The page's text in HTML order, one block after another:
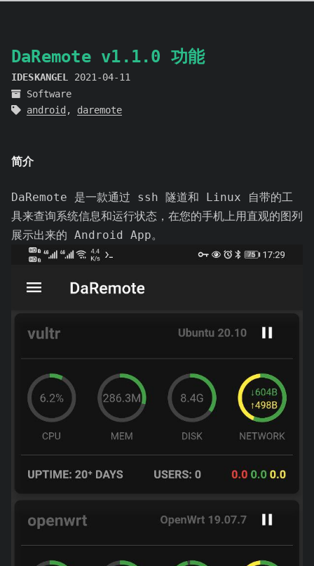
DaRemote v1.1.0 功能
IDESKANGEL
2021-04-11
Software
android , daremote
简介
DaRemote 是一款通过 ssh 隧道和 Linux 自带的工
具来查询系统信息和运行状态，在您的手机上用直观的图列
展示出来的 Android App。